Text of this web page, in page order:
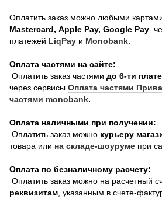
Оплатить заказ можно любыми
Mastercard, Apple Pay, Google Pay
платежей LiqPay и Monobank.
Оплата частями на сайте:
Оплатить заказ частями до 6-ти
через сервисы Оплата частями
частями monobank.
Оплата наличными при получении:
Оплатить заказ можно курьеру
товара или на складе-шоуруме при
Оплата по безналичному расчету:
Оплатить заказ можно на расчетный
реквизитам , указанным в счете-